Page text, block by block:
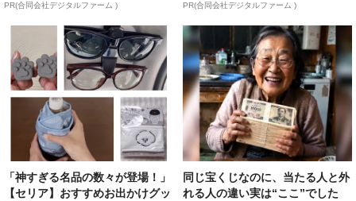
PR(合同会社デジタルファーム ) PR(合同会社デジタルファーム )
「神すぎる名品の数々が登場！」
【セリア】おすすめお出かけグッ
同じ宝くじなのに、当たる人と外
れる人の違い実は“ここ”でした